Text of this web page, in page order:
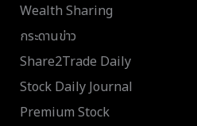
Wealth Sharing
กระดานข่าว
Share2Trade Daily
Stock Daily Journal
Premium Stock